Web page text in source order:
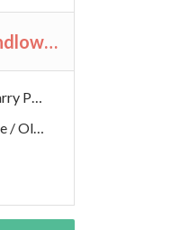
Przedstawiciel Handlowy HoReCa (K/M)
MAKRO Cash and Carry Polska S.A.
warmińsko-mazurskie / Olsztyn, ul. Lubelska 26